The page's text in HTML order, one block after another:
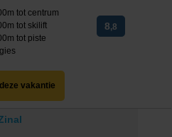
tot centrum
tot skilift
tot piste
8,8
vakantie